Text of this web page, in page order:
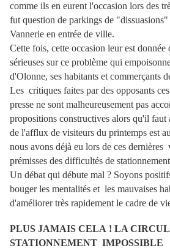
comme ils en eurent l'occasion lors des
fut question de parkings de
Vannerie en entrée de ville.
Cette fois, cette occasion leur est
sérieuses sur ce problème qui
d'Olonne, ses habitants et commerçants
Les critiques faites par des opposants
presse ne sont malheureusement pas
propositions constructives alors qu'il faut
de l'afflux de visiteurs du printemps est
nous avons déjà eu lors de ces dernières
prémisses des difficultés de
Un débat qui débute mal ? Soyons
bouger les mentalités et les mauvaises
d'améliorer très rapidement le cadre de
PLUS JAMAIS CELA ! LA
STATIONNEMENT IMPOSSIBLE